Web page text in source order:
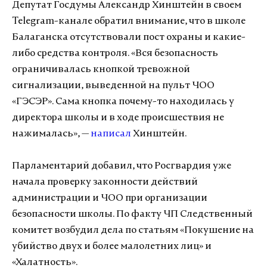
Депутат Госдумы Александр Хинштейн в своем
Telegram-канале обратил внимание, что в школе
Балаганска отсутствовали пост охраны и какие-
либо средства контроля. «Вся безопасность
ограничивалась кнопкой тревожной
сигнализации, выведенной на пульт ЧОО
«ГЭСЭР». Сама кнопка почему-то находилась у
директора школы и в ходе происшествия не
нажималась», — написал Хинштейн.
Парламентарий добавил, что Росгвардия уже
начала проверку законности действий
администрации и ЧОО при организации
безопасности школы. По факту ЧП Следственный
комитет возбудил дела по статьям «Покушение на
убийство двух и более малолетних лиц» и
«Халатность».